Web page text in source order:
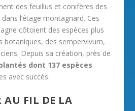
des feuillus et conifères des
l’étage montagnard. Ces
côtoient des espèces plus
botaniques, des sempervivum,
Depuis sa création, près de
dont 137 espèces
avec succès.
AU FIL DE LA